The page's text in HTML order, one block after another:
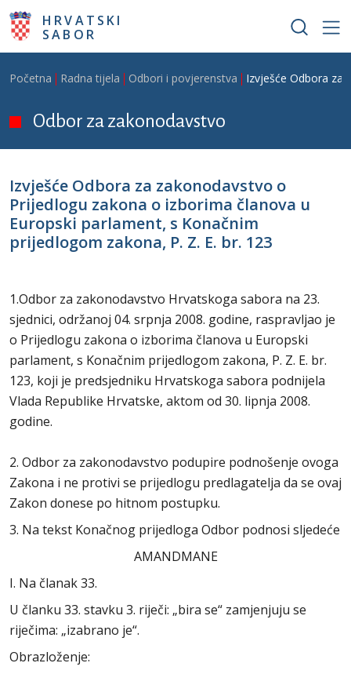
Skoči na glavni sadržaj
HRVATSKI
SABOR
Breadcrumb
Početna Radna tijela Odbori i povjerenstva Izvješće Odbora za
Odbor za zakonodavstvo
Izvješće Odbora za zakonodavstvo o
Prijedlogu zakona o izborima članova u
Europski parlament, s Konačnim
prijedlogom zakona, P. Z. E. br. 123
1.Odbor za zakonodavstvo Hrvatskoga sabora na 23.
sjednici, održanoj 04. srpnja 2008. godine, raspravljao je
o Prijedlogu zakona o izborima članova u Europski
parlament, s Konačnim prijedlogom zakona, P. Z. E. br.
123, koji je predsjedniku Hrvatskoga sabora podnijela
Vlada Republike Hrvatske, aktom od 30. lipnja 2008.
godine.
2. Odbor za zakonodavstvo podupire podnošenje ovoga
Zakona i ne protivi se prijedlogu predlagatelja da se ovaj
Zakon donese po hitnom postupku.
3. Na tekst Konačnog prijedloga Odbor podnosi sljedeće
AMANDMANE
I. Na članak 33.
U članku 33. stavku 3. riječi: „bira se“ zamjenjuju se
riječima: „izabrano je“.
Obrazloženje: